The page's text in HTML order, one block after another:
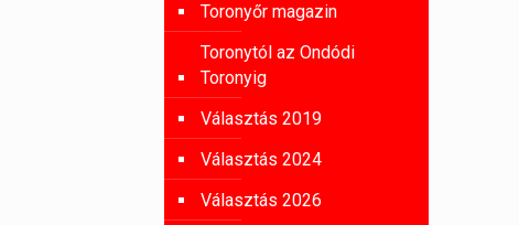
Toronyőr magazin
Toronytól az Ondódi
Toronyig
Választás 2019
Választás 2024
Választás 2026